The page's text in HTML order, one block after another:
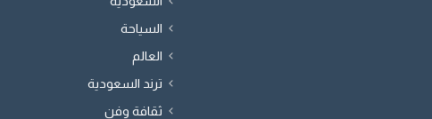
السياحة
العالم
ترند السعودية
ثقافة وفن